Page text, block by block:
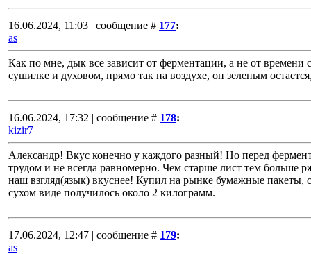
16.06.2024, 11:03 | сообщение # 177:
as
Как по мне, дык все зависит от ферментации, а не от
сушилке и духовом, прямо так на воздухе, он зеленым
16.06.2024, 17:32 | сообщение # 178:
kizir7
Александр! Вкус конечно у каждого разный! Но перед
трудом и не всегда равномерно. Чем старше лист тем
наш взгляд(язык) вкуснее! Купил на рынке бумажные пакеты,
сухом виде получилось около 2 килограмм.
17.06.2024, 12:47 | сообщение # 179:
as